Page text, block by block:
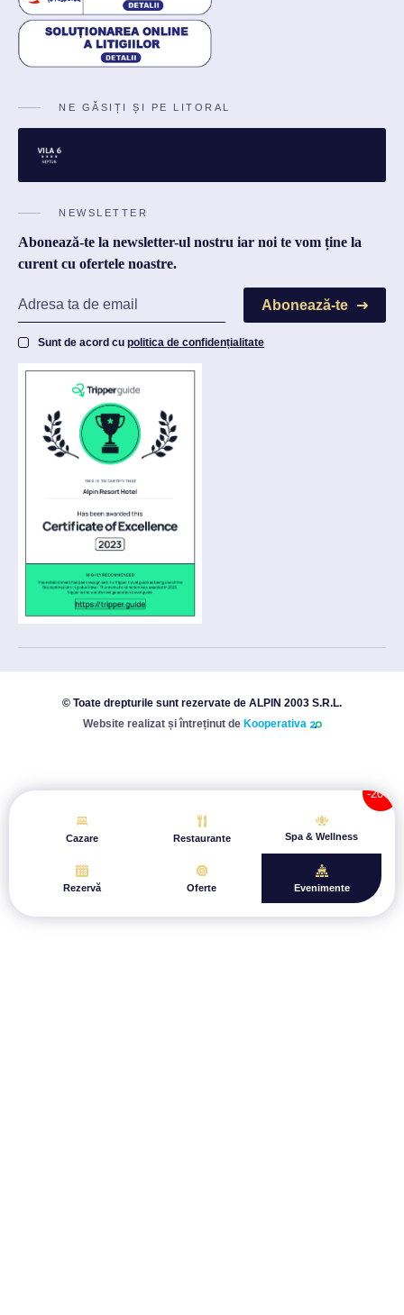
NE GĂSIȚI ȘI PE LITORAL
NEWSLETTER
Abonează-te la newsletter-ul nostru iar noi te vom ține la
curent cu ofertele noastre.
Abonează-te
Sunt de acord cu politica de confidențialitate
© Toate drepturile sunt rezervate de ALPIN 2003 S.R.L.
Website realizat și întreținut de Kooperativa
Cazare Restaurante Spa & Wellness
Rezervă Oferte Evenimente